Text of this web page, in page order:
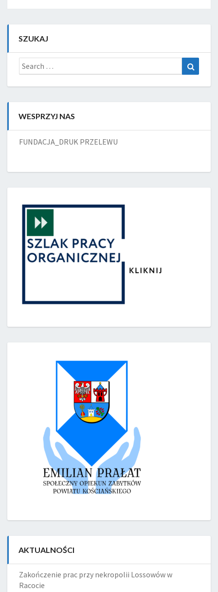
SZUKAJ
Search
for:
WESPRZYJ NAS
FUNDACJA_DRUK PRZELEWU
AKTUALNOŚCI
Zakończenie prac przy nekropolii Lossowów w
Racocie